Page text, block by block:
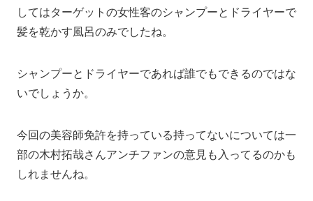
してはターゲットの女性客のシャンプーとドライヤーで
髪を乾かす風呂のみでしたね。
シャンプーとドライヤーであれば誰でもできるのではな
いでしょうか。
今回の美容師免許を持っている持ってないについては一
部の木村拓哉さんアンチファンの意見も入ってるのかも
しれませんね。